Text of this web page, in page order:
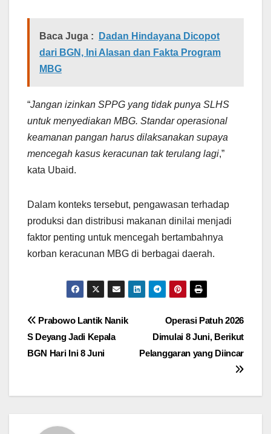
Baca Juga :
Dadan Hindayana Dicopot
dari BGN, Ini Alasan dan Fakta Program
MBG
“Jangan izinkan SPPG yang tidak punya SLHS
untuk menyediakan MBG. Standar operasional
keamanan pangan harus dilaksanakan supaya
mencegah kasus keracunan tak terulang lagi,”
kata Ubaid.
Dalam konteks tersebut, pengawasan terhadap
produksi dan distribusi makanan dinilai menjadi
faktor penting untuk mencegah bertambahnya
korban keracunan MBG di berbagai daerah.
Navigasi
pos
Operasi Patuh 2026
Dimulai 8 Juni, Berikut
Pelanggaran yang Diincar
Prabowo Lantik Nanik
S Deyang Jadi Kepala
BGN Hari Ini 8 Juni